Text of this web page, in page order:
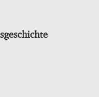
nach denen
zu erstellen hat,
als Tradenten oder
und die Datierung
Maßstäben Peter
ihrer Arbeitskraft